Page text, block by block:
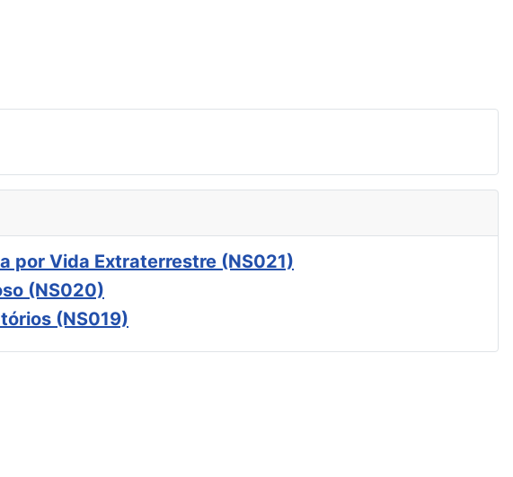
por Vida Extraterrestre (NS021)
(NS020)
(NS019)